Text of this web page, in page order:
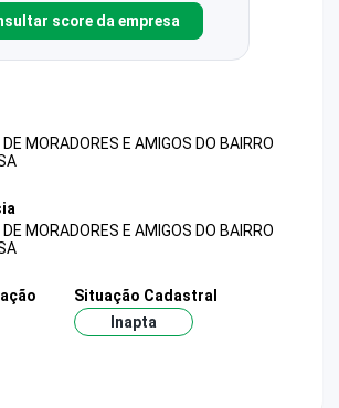
score da empresa
MORADORES E AMIGOS DO BAIRRO
MORADORES E AMIGOS DO BAIRRO
Situação Cadastral
Inapta